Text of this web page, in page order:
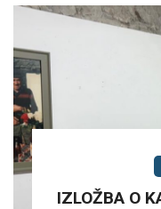
IZLOŽBA O